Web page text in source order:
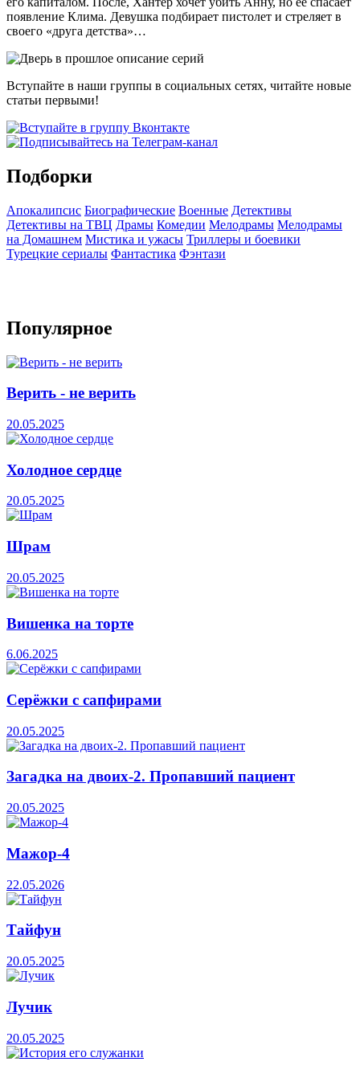
появление Клима. Девушка подбирает пистолет и стреляет в
своего «друга детства»…
Вступайте в наши группы в социальных сетях, читайте новые
статьи первыми!
Подборки
Апокалипсис Биографические Военные Детективы
Детективы на ТВЦ Драмы Комедии Мелодрамы Мелодрамы
на Домашнем Мистика и ужасы Триллеры и боевики
Турецкие сериалы Фантастика Фэнтази
Популярное
Верить - не верить
20.05.2025
Холодное сердце
20.05.2025
Шрам
20.05.2025
Вишенка на торте
6.06.2025
Серёжки с сапфирами
20.05.2025
Загадка на двоих-2. Пропавший пациент
20.05.2025
Мажор-4
22.05.2026
Тайфун
20.05.2025
Лучик
20.05.2025